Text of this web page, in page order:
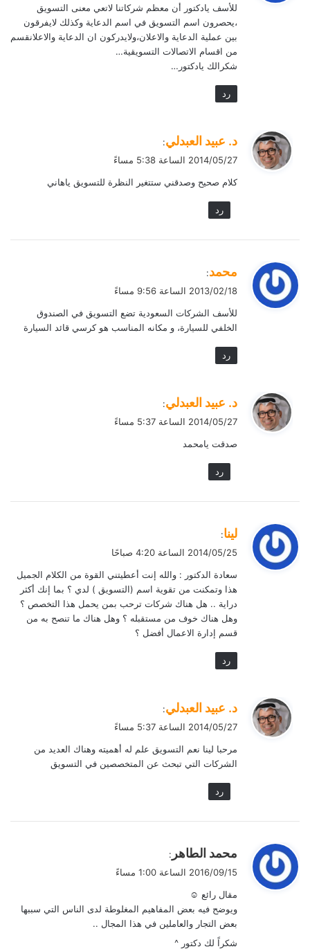
ل
للأسف يادكتور أن معظم شركاتنا لاتعي معنى التسويق
،يحصرون اسم التسويق في اسم الدعاية وكذلك لايفرقون
بين عملية الدعاية والاعلان،ولايدركون ان الدعاية والاعلانقسم
من اقسام الاتصالات التسويقية…
شكرالك يادكتور…
رد
ي
ل
د. عبيد العبدلي:
2014/05/27 الساعة 5:38 مساءً
كلام صحيح وصدقني ستتغير النظرة للتسويق ياهاني
رد
ل
محمد:
2013/02/18 الساعة 9:56 مساءً
للأسف الشركات السعودية تضع التسويق في الصندوق
الخلفي للسيارة، و مكانه المناسب هو كرسي قائد السيارة
رد
ي
ل
د. عبيد العبدلي:
2014/05/27 الساعة 5:37 مساءً
صدقت يامحمد
رد
ي
ل
لينا:
2014/05/25 الساعة 4:20 صباحًا
سعادة الدكتور : والله إنت أعطيتني القوة من الكلام الجميل
هذا وتمكنت من تقوية اسم (التسويق ) لدي ؟ بما إنك أكثر
دراية .. هل هناك شركات ترحب بمن يحمل هذا التخصص ؟
وهل هناك خوف من مستقبله ؟ وهل هناك ما تنصح به من
قسم إدارة الاعمال أفضل ؟
رد
ي
ل
د. عبيد العبدلي:
2014/05/27 الساعة 5:37 مساءً
مرحبا لينا نعم التسويق علم له أهميته وهناك العديد من
الشركات التي تبحث عن المتخصصين في التسويق
رد
ل
محمد الطاهر :
2016/09/15 الساعة 1:00 مساءً
مقال رائع ☺
ويوضح فيه بعض المفاهيم المغلوطة لدى الناس التي سببها
بعض التجار والعاملين في هذا المجال ..
شكراً لك دكتور ^